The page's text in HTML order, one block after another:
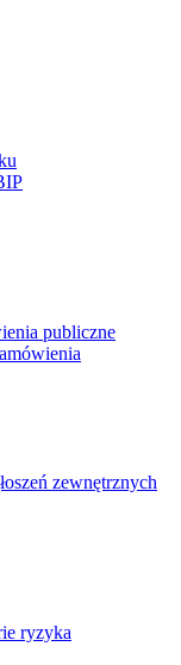
publiczne
zewnętrznych
ryzyka